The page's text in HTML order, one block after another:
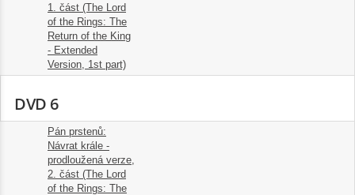
1. část (The Lord
of the Rings: The
Return of the King
- Extended
Version, 1st part)
DVD 6
Pán prstenů:
Návrat krále -
prodloužená verze,
2. část (The Lord
of the Rings: The